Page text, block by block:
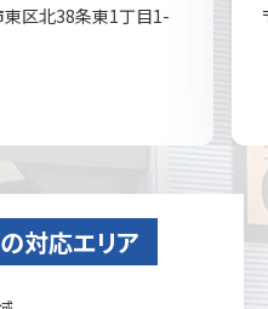
区北38条東1丁目1-
対応エリア